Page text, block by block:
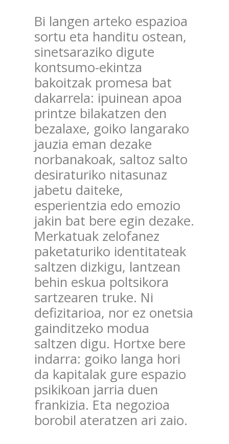
Bi langen arteko espazioa
sortu eta handitu ostean,
sinetsaraziko digute
kontsumo-ekintza
bakoitzak promesa bat
dakarrela: ipuinean apoa
printze bilakatzen den
bezalaxe, goiko langarako
jauzia eman dezake
norbanakoak, saltoz salto
desiraturiko nitasunaz
jabetu daiteke,
esperientzia edo emozio
jakin bat bere egin dezake.
Merkatuak zelofanez
paketaturiko identitateak
saltzen dizkigu, lantzean
behin eskua poltsikora
sartzearen truke. Ni
defizitarioa, nor ez onetsia
gainditzeko modua
saltzen digu. Hortxe bere
indarra: goiko langa hori
da kapitalak gure espazio
psikikoan jarria duen
frankizia. Eta negozioa
borobil ateratzen ari zaio.